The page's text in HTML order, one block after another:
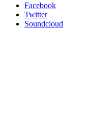
Facebook
Twitter
Soundcloud